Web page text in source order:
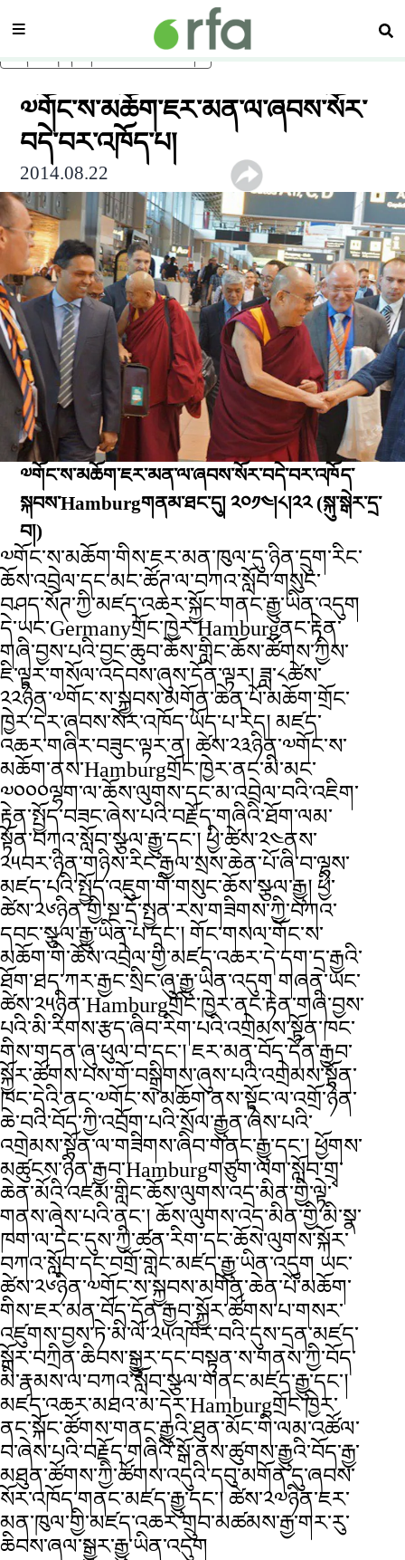
ནང་དོན་གཙོ་བོར་མཆོང་།
༧གོང་ས་མཆོག་ཇར་མན་ལ་ཞབས་སོར་
བདེ་བར་འཁོད་པ།
2014.08.22
༧གོང་ས་མཆོག་ཇར་མན་ལ་ཞབས་སོར་བདེ་བར་འཁོད་
སྐབས་Hamburgགནམ་ཐང་དུ། ༢༠༡༤།༨།༢༢(སྐུ་སྒེར་དྲ་
བ།)
༧གོང་ས་མཆོག་གིས་ཇར་མན་ཁུལ་དུ་ཉིན་དྲུག་རིང་
ཆོས་འབྲེལ་དང་མང་ཚོཊ་ལ་བཀའ་སློབ་གསུང་
བཤད་སོཊ་ཀྱི་མཛད་འཆར་སྐྱོང་གནང་རྒྱུ་ཡིན་འདུག
དེ་ཡང་Germanyགྲོང་ཁྱེར་Hamburgནང་རྟེན་
གཞི་བྱས་པའི་བྱང་ཆུབ་ཆོས་གླིང་ཆོས་ཚོགས་ཀྱིས་
ཇི་ལྟར་གསོལ་འདེབས་ཞུས་དོན་ལྟར། ཟླ་༨ཚེས་
༢༢ཉིན་༧གོང་ས་སྐྱབས་མགོན་ཆེན་པོ་མཆོག་གྲོང་
ཁྱེར་དེར་ཞབས་སོར་འཁོད་ཡོད་པ་རེད། མཛད་
འཆར་གཞིར་བཟུང་ལྟར་ན། ཚེས་༢༣ཉིན་༧གོང་ས་
མཆོག་ནས་Hamburgགྲོང་ཁྱེར་ནང་མི་མང་
༧༠༠༠ལྷག་ལ་ཆོས་ལུགས་དང་མ་འབྲེལ་བའི་འཇིག་
རྟེན་སྤྱོད་བཟང་ཞེས་པའི་བརྗོད་གཞིའི་ཐོག་ལམ་
སྟོན་བཀའ་སློབ་སྩལ་རྒྱུ་དང་། ཕྱི་ཚེས་༢༤ནས་
༢༥བར་ཉིན་གཉིས་རིང་རྒྱལ་སྲས་ཆེན་པོ་ཞི་བ་ལྷས་
མཛད་པའི་སྤྱོད་འཇུག་གི་གསུང་ཆོས་སྩལ་རྒྱུ། ཕྱི་
ཚེས་༢༦ཉིན་གྱི་སྔ་དྲོ་སྤྱན་རས་གཟིགས་ཀྱི་བཀའ་
དབང་སྩལ་རྒྱུ་ཡིན་པ་དང་། གོང་གསལ་གོང་ས་
མཆོག་གི་ཆོས་འབྲེལ་གྱི་མཛད་འཆར་དེ་དག་དྲ་རྒྱའི་
ཐོག་ཐད་ཀར་རྒྱང་སྲིང་ཞུ་རྒྱུ་ཡིན་འདུག གཞན་ཡང་
ཚེས་༢༥ཉིན་Hamburgགྲོང་ཁྱེར་ནང་རྟེན་གཞི་བྱས་
པའི་མི་རིགས་རྩད་ཞིབ་རིག་པའི་འགྲེམས་སྟོན་ཁང་
གིས་གདན་ཞུ་ཕུལ་བ་དང་། ཇར་མན་བོད་དོན་རྒྱབ་
སྐྱོར་ཚོགས་པས་གོ་བསྒྲིགས་ཞུས་པའི་འགྲེམས་སྟོན་
ཁང་དེའི་ནང་༧གོང་ས་མཆོག་ནས་སྟོང་ལ་འགྲོ་ཉེན་
ཆེ་བའི་བོད་ཀྱི་འབྲོག་པའི་སྲོལ་རྒྱུན་ཞེས་པའི་
འགྲེམས་སྟོན་ལ་གཟིགས་ཞིབ་གནང་རྒྱུ་དང་། ཕྱོགས་
མཚུངས་ཉིན་རྒྱབ་Hamburgགཙུག་ལག་སློབ་གྲྭ་
ཆེན་མོའི་འཛམ་གླིང་ཆོས་ལུགས་འདྲ་མིན་གྱི་ལྟེ་
གནས་ཞེས་པའི་ནང་། ཆོས་ལུགས་འདྲ་མིན་གྱི་མི་སྣ་
ཁག་ལ་དེང་དུས་ཀྱི་ཚན་རིག་དང་ཆོས་ལུགས་སྐོར་
བཀའ་སློབ་དང་བགྲོ་གླེང་མཛད་རྒྱུ་ཡིན་འདུག ཡང་
ཚེས་༢༦ཉིན་༧གོང་ས་སྐྱབས་མགོན་ཆེན་པོ་མཆོག་
གིས་ཇར་མན་བོད་དོན་རྒྱབ་སྐྱོར་ཚོགས་པ་གསར་
འཛུགས་བྱས་ཏེ་མི་ལོ་༢༥འཁོར་བའི་དུས་དྲན་མཛད་
སྒོར་བཀྲིན་ཆིབས་སྒྱུར་དང་བསྟུན་ས་གནས་ཀྱི་བོད་
མི་རྣམས་ལ་བཀའ་སློབ་སྩལ་གནང་མཛད་རྒྱུ་དང་།
མཛད་འཆར་མཐའ་མ་དེར་Hamburgགྲོང་ཁྱེར་
ནང་སྐོང་ཚོགས་གནང་རྒྱུའི་ཐུན་མོང་གི་ལམ་འཚོལ་
བ་ཞེས་པའི་བརྗོད་གཞིའི་སྒོ་ནས་ཚུགས་རྒྱུའི་བོད་རྒྱ་
མཐུན་ཚོགས་ཀྱི་ཚོགས་འདུའི་དབུ་མགོན་དུ་ཞབས་
སོར་འཁོད་གནང་མཛད་རྒྱུ་དང་། ཚེས་༢༧ཉིན་ཇར་
མན་ཁུལ་གྱི་མཛད་འཆར་གྲུབ་མཚམས་རྒྱ་གར་རུ་
ཆིབས་ཞལ་སྒྱུར་རྒྱུ་ཡིན་འདུག